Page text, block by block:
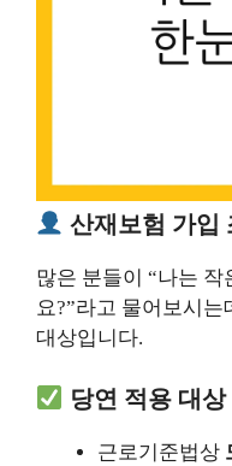
산재보험 가입
많은 분들이 “나는
요?”라고 물어보시는
대상입니다.
당연 적용 대상
근로기준법상